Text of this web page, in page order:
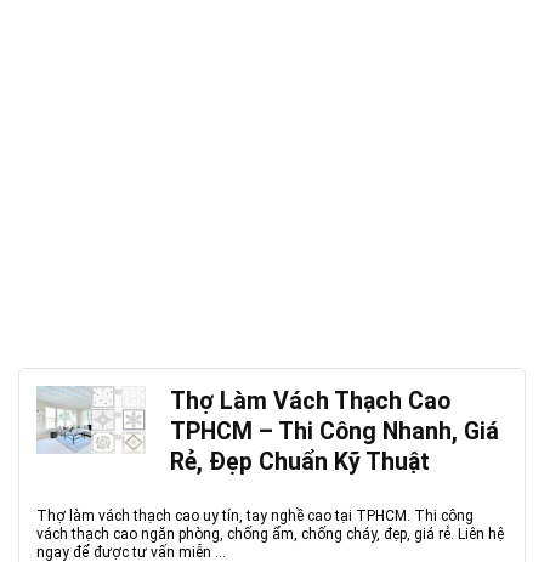
Thợ Làm Vách Thạch Cao
TPHCM – Thi Công Nhanh, Giá
Rẻ, Đẹp Chuẩn Kỹ Thuật
Thợ làm vách thạch cao uy tín, tay nghề cao tại TPHCM. Thi công
vách thạch cao ngăn phòng, chống ẩm, chống cháy, đẹp, giá rẻ. Liên hệ
ngay để được tư vấn miễn ...